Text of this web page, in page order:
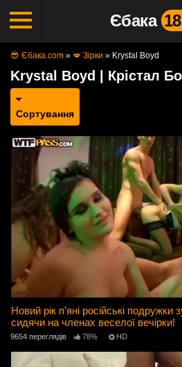
Єбака
😎 Єбака.com » 💋 Зірки » Krystal Boyd
Krystal Boyd | Крістал
Сортування
Новий рік п'яні російські
сидячи на членах веселої вечірки!
9654 переглядів 78% HD